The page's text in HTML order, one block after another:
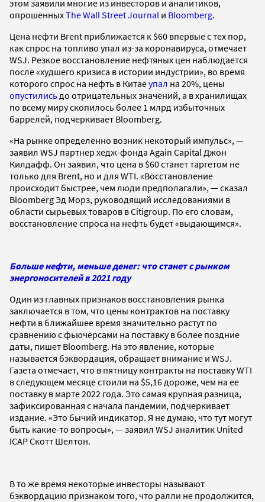
этом заявили многие из инвесторов и аналитиков,
опрошенныхThe Wall Street Journal и Bloomberg.
Цена нефти Brent приближается к $60 впервые с тех пор,
как спрос на топливо упал из-за коронавируса, отмечает
WSJ. Резкое восстановление нефтяных цен наблюдается
после «худшего кризиса в истории индустрии», во время
которого спрос на нефть в Китаеупал на 20%, цены
опустились до отрицательных значений, а в хранилищах
по всему миру скопилось более 1 млрд избыточных
баррелей, подчеркивает Bloomberg.
«На рынке определенно возник некоторый импульс», —
заявил WSJ партнер хедж-фонда Again Capital Джон
Килдафф. Он заявил, что цена в $60 станет таргетом не
только для Brent, но и для WTI. «Восстановление
происходит быстрее, чем люди предполагали», — сказал
Bloomberg Эд Морз, руководящий исследованиями в
области сырьевых товаров в Citigroup. По его словам,
восстановление спроса на нефть будет «выдающимся».
Больше нефти, меньше денег: что станет с рынком
энергоносителей в 2021 году
Один из главных признаков восстановления рынка
заключается в том, что цены контрактов на поставку
нефти в ближайшее время значительно растут по
сравнению с фьючерсами на поставку в более поздние
даты, пишет Bloomberg. На это явление, которые
называется бэквордация, обращает внимание и WSJ.
Газета отмечает, что в пятницу контракты на поставку WTI
в следующем месяце стоили на $5,16 дороже, чем на ее
поставку в марте 2022 года. Это самая крупная разница,
зафиксированная с начала пандемии, подчеркивает
издание. «Это бычий индикатор. Я не думаю, что тут могут
быть какие-то вопросы», — заявил WSJ аналитик United
ICAP Скотт Шелтон.
В то же время некоторые инвесторы называют
бэквордацию признаком того, что ралли не продолжится,